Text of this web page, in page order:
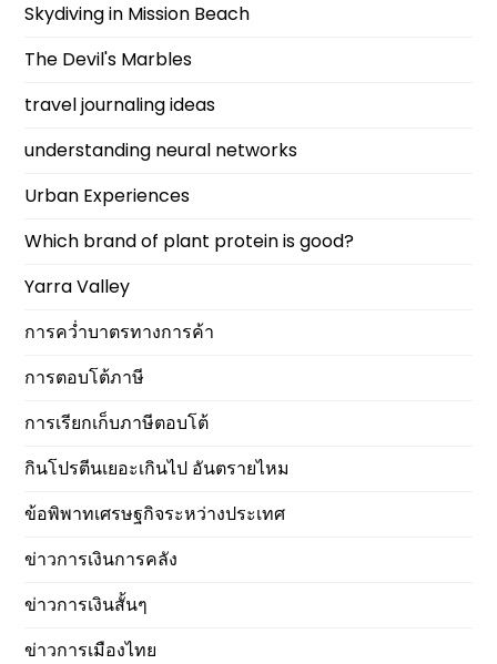
Skydiving in Mission Beach
The Devil's Marbles
travel journaling ideas
understanding neural networks
Urban Experiences
Which brand of plant protein is good?
Yarra Valley
การคว่ำบาตรทางการค้า
การตอบโต้ภาษี
การเรียกเก็บภาษีตอบโต้
กินโปรตีนเยอะเกินไป อันตรายไหม
ข้อพิพาทเศรษฐกิจระหว่างประเทศ
ข่าวการเงินการคลัง
ข่าวการเงินสั้นๆ
ข่าวการเมืองไทย